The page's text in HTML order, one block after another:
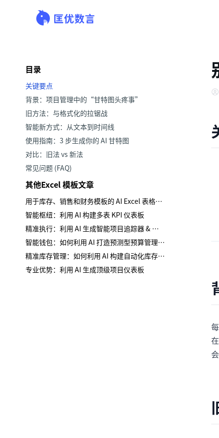
目录
关键要点
背景：项目管理中的“甘特图头疼事”
旧方法：与格式化的拉锯战
智能新方式：从文本到时间线
使用指南：3 步生成你的 AI 甘特图
对比：旧法 vs 新法
常见问题 (FAQ)
其他Excel 模板文章
用于库存、销售和财务模板的 AI Excel 表格生成器
智能枢纽：利用 AI 构建多表 KPI 仪表板
精准执行：利用 AI 生成智能项目追踪器 & 逾期清单
智能钱包：如何利用 AI 打造预测型预算管理工具
精准库存管理：如何利用 AI 构建自动化库存系统
专业优势：利用 AI 生成顶级项目仪表板